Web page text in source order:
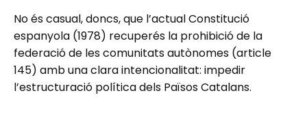
No és casual, doncs, que l’actual Constitució
espanyola (1978) recuperés la prohibició de la
federació de les comunitats autònomes (article
145) amb una clara intencionalitat: impedir
l’estructuració política dels Països Catalans.